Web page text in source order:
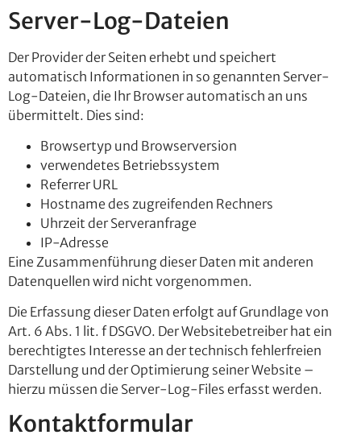
Server-Log-Dateien
Der Provider der Seiten erhebt und speichert
automatisch Informationen in so genannten Server-
Log-Dateien, die Ihr Browser automatisch an uns
übermittelt. Dies sind:
Browsertyp und Browserversion
verwendetes Betriebssystem
Referrer URL
Hostname des zugreifenden Rechners
Uhrzeit der Serveranfrage
IP-Adresse
Eine Zusammenführung dieser Daten mit anderen
Datenquellen wird nicht vorgenommen.
Die Erfassung dieser Daten erfolgt auf Grundlage von
Art. 6 Abs. 1 lit. f DSGVO. Der Websitebetreiber hat ein
berechtigtes Interesse an der technisch fehlerfreien
Darstellung und der Optimierung seiner Website –
hierzu müssen die Server-Log-Files erfasst werden.
Kontaktformular